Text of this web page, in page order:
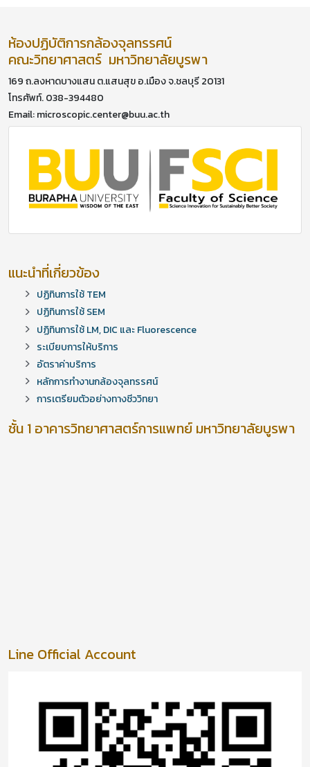
ห้องปฏิบัติการกล้องจุลทรรศน์
คณะวิทยาศาสตร์ มหาวิทยาลัยบูรพา
169 ถ.ลงหาดบางแสน ต.แสนสุข อ.เมือง จ.ชลบุรี 20131
โทรศัพท์. 038-394480
Email: microscopic.center@buu.ac.th
แนะนำที่เกี่ยวข้อง
ปฏิทินการใช้ TEM
ปฏิทินการใช้ SEM
ปฏิทินการใช้ LM, DIC และ Fluorescence
ระเบียบการให้บริการ
อัตราค่าบริการ
หลักการทำงานกล้องจุลทรรศน์
การเตรียมตัวอย่างทางชีววิทยา
ชั้น 1 อาคารวิทยาศาสตร์การแพทย์ มหาวิทยาลัยบูรพา
Line Official Account